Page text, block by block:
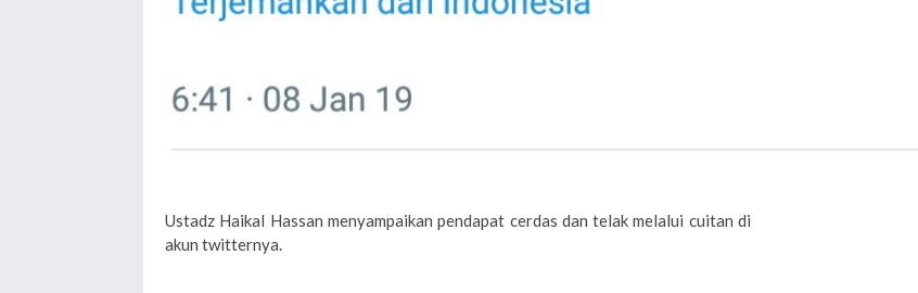
Ustadz Haikal Hassan menyampaikan pendapat cerdas dan telak melalui cuitan di
akun twitternya.